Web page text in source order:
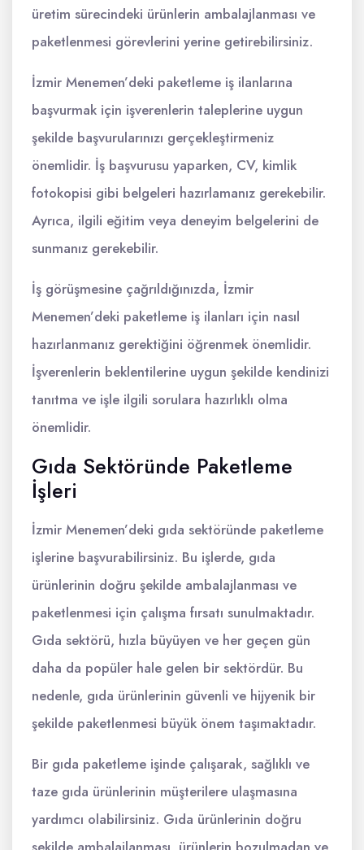
üretim sürecindeki ürünlerin ambalajlanması ve
paketlenmesi görevlerini yerine getirebilirsiniz.
İzmir Menemen’deki paketleme iş ilanlarına
başvurmak için işverenlerin taleplerine uygun
şekilde başvurularınızı gerçekleştirmeniz
önemlidir. İş başvurusu yaparken, CV, kimlik
fotokopisi gibi belgeleri hazırlamanız gerekebilir.
Ayrıca, ilgili eğitim veya deneyim belgelerini de
sunmanız gerekebilir.
İş görüşmesine çağrıldığınızda, İzmir
Menemen’deki paketleme iş ilanları için nasıl
hazırlanmanız gerektiğini öğrenmek önemlidir.
İşverenlerin beklentilerine uygun şekilde kendinizi
tanıtma ve işle ilgili sorulara hazırlıklı olma
önemlidir.
Gıda Sektöründe Paketleme
İşleri
İzmir Menemen’deki gıda sektöründe paketleme
işlerine başvurabilirsiniz. Bu işlerde, gıda
ürünlerinin doğru şekilde ambalajlanması ve
paketlenmesi için çalışma fırsatı sunulmaktadır.
Gıda sektörü, hızla büyüyen ve her geçen gün
daha da popüler hale gelen bir sektördür. Bu
nedenle, gıda ürünlerinin güvenli ve hijyenik bir
şekilde paketlenmesi büyük önem taşımaktadır.
Bir gıda paketleme işinde çalışarak, sağlıklı ve
taze gıda ürünlerinin müşterilere ulaşmasına
yardımcı olabilirsiniz. Gıda ürünlerinin doğru